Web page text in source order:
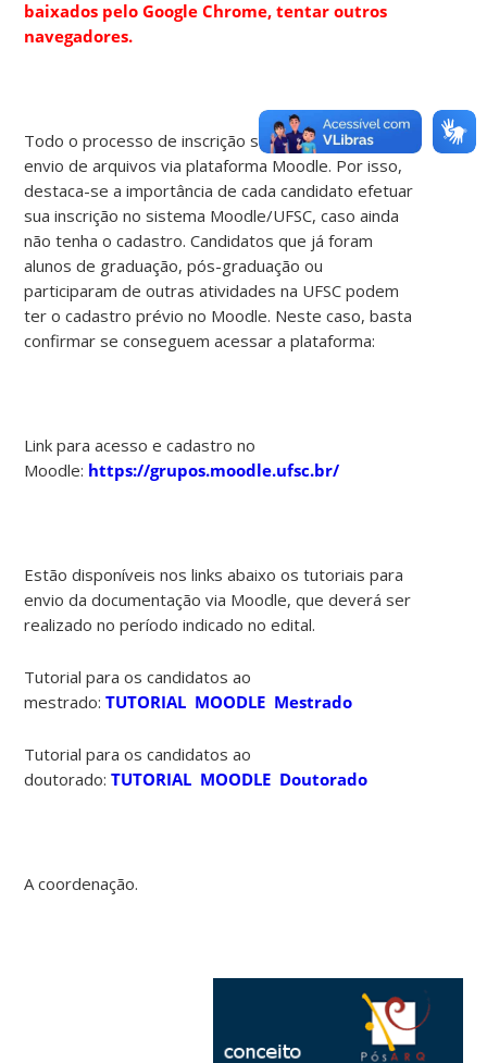
baixados pelo Google Chrome, tentar outros
navegadores.
Todo o processo de inscrição será on-line, com
envio de arquivos via plataforma Moodle. Por isso,
destaca-se a importância de cada candidato efetuar
sua inscrição no sistema Moodle/UFSC, caso ainda
não tenha o cadastro. Candidatos que já foram
alunos de graduação, pós-graduação ou
participaram de outras atividades na UFSC podem
ter o cadastro prévio no Moodle. Neste caso, basta
confirmar se conseguem acessar a plataforma:
Link para acesso e cadastro no
Moodle: https://grupos.moodle.ufsc.br/
Estão disponíveis nos links abaixo os tutoriais para
envio da documentação via Moodle, que deverá ser
realizado no período indicado no edital.
Tutorial para os candidatos ao
mestrado:TUTORIAL MOODLE Mestrado
Tutorial para os candidatos ao
doutorado:TUTORIAL MOODLE Doutorado
A coordenação.